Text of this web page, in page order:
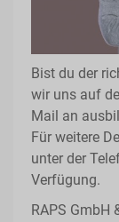
Bist du der
wir uns auf
Mail an
Für weitere
unter der
Verfügung.
RAPS GmbH